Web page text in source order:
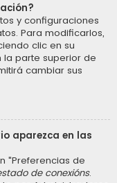
y configuraciones
Para modificarlos,
clic en su
la parte superior de
cambiar sus
aparezca en las
"Preferencias de
de conexións.